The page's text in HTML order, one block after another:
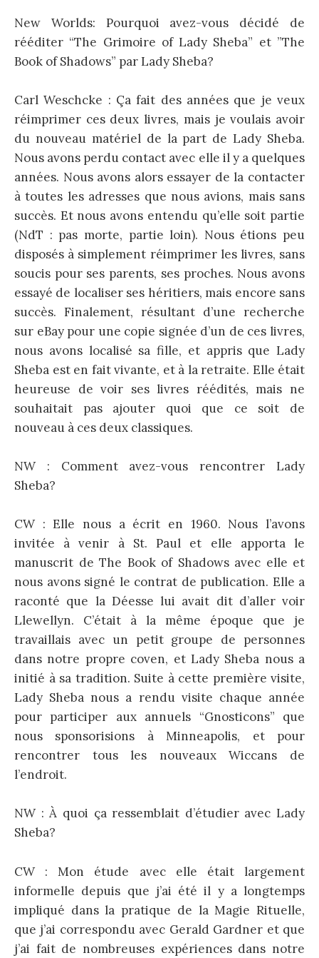
New Worlds: Pourquoi avez-vous décidé de
rééditer “The Grimoire of Lady Sheba” et ”The
Book of Shadows” par Lady Sheba?
Carl Weschcke : Ça fait des années que je veux
réimprimer ces deux livres, mais je voulais avoir
du nouveau matériel de la part de Lady Sheba.
Nous avons perdu contact avec elle il y a quelques
années. Nous avons alors essayer de la contacter
à toutes les adresses que nous avions, mais sans
succès. Et nous avons entendu qu’elle soit partie
(NdT : pas morte, partie loin). Nous étions peu
disposés à simplement réimprimer les livres, sans
soucis pour ses parents, ses proches. Nous avons
essayé de localiser ses héritiers, mais encore sans
succès. Finalement, résultant d’une recherche
sur eBay pour une copie signée d’un de ces livres,
nous avons localisé sa fille, et appris que Lady
Sheba est en fait vivante, et à la retraite. Elle était
heureuse de voir ses livres réédités, mais ne
souhaitait pas ajouter quoi que ce soit de
nouveau à ces deux classiques.
NW : Comment avez-vous rencontrer Lady
Sheba?
CW : Elle nous a écrit en 1960. Nous l’avons
invitée à venir à St. Paul et elle apporta le
manuscrit de The Book of Shadows avec elle et
nous avons signé le contrat de publication. Elle a
raconté que la Déesse lui avait dit d’aller voir
Llewellyn. C’était à la même époque que je
travaillais avec un petit groupe de personnes
dans notre propre coven, et Lady Sheba nous a
initié à sa tradition. Suite à cette première visite,
Lady Sheba nous a rendu visite chaque année
pour participer aux annuels “Gnosticons” que
nous sponsorisions à Minneapolis, et pour
rencontrer tous les nouveaux Wiccans de
l’endroit.
NW : À quoi ça ressemblait d’étudier avec Lady
Sheba?
CW : Mon étude avec elle était largement
informelle depuis que j’ai été il y a longtemps
impliqué dans la pratique de la Magie Rituelle,
que j’ai correspondu avec Gerald Gardner et que
j’ai fait de nombreuses expériences dans notre